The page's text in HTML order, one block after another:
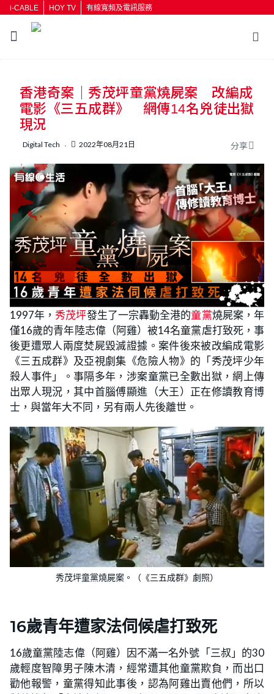
i-CABLE HOY TV 有線寬頻及電訊服務
按輸入鍵開始搜尋
香港奇案｜秀茂坪童黨燒屍案 改編成
電影《三五成群》 網傳14名兇徒出獄
現況
Digital Tech 2022年08月21日 分享
1997年，秀茂坪發生了一宗轟動全港的童黨燒屍案，年
僅16歲的青年陸志偉（阿雞）被14名童黨虐打致死，事
後更遭眾人兩度焚屍毀滅證據。案件後來被改編成電影
《三五成群》及亞視劇集《危險人物》的「秀茂坪少年
殺人事件」。事隔多年，涉案童黨已全數出獄，網上傳
出眾人現況，其中首腦傅顯進（大王）正在修讀教育博
士，與當年大不同，另有兩人先後離世。
秀茂坪童黨燒屍案。（《三五成群》劇照）
16歲青年遭家法伺候虐打致死
16歲童黨陸志偉（阿雞）因不滿一名外號「三叔」的30
歲輕度智障男子陳木清，經常遭其他童黨欺負，而出口
勸他報警，童黨得知此事後，認為阿雞出賣他們，所以